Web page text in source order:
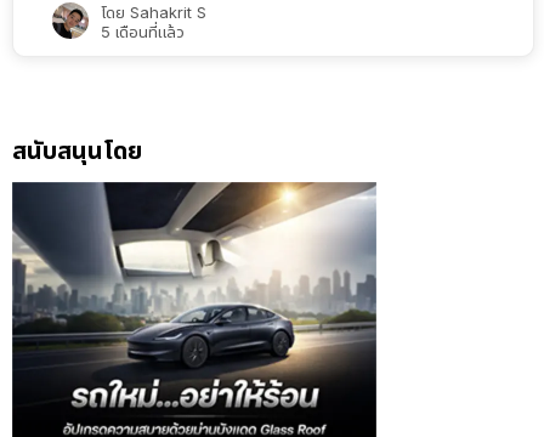
โดย Sahakrit S
5 เดือนที่แล้ว
สนับสนุนโดย